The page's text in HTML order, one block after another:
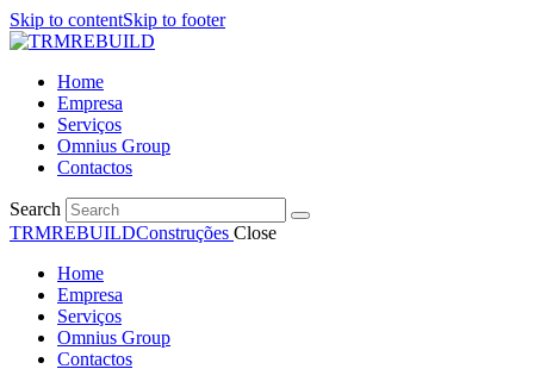
Skip to contentSkip to footer
Home
Empresa
Serviços
Omnius Group
Contactos
Search
TRMREBUILDConstruções Close
Home
Empresa
Serviços
Omnius Group
Contactos